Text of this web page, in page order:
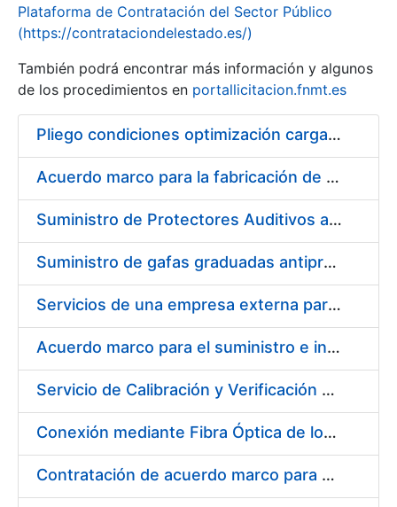
Show/Hide
Plataforma de Contratación del Sector Público
(https://contrataciondelestado.es/)
También podrá encontrar más información y algunos
de los procedimientos en portallicitacion.fnmt.es
Pliego condiciones optimización cargas compras firmado
Acuerdo marco para la fabricación de piezas
Suministro de Protectores Auditivos a medida para las personas trabajadoras de los Centros de Trabajo de Madrid y Burgos
Suministro de gafas graduadas antiproyecciones para los trabajadores de la FNMT-RCM en los centros de trabajo de Madrid y Burgos
Servicios de una empresa externa para el asesoramiento y resolución de los recursos de alzada que se presentan relacionados con procesos de selección para la FNMT-RCM
Acuerdo marco para el suministro e instalación de persianas, estores y otros complementos
Servicio de Calibración y Verificación Externa de los Equipos de Medición del Servicio de Prevención de la FNMT-RCM
Conexión mediante Fibra Óptica de los Centros de Proceso de Datos (CPDs) de las sedes de la FNMT-RCM de Burgos y Madrid
Contratación de acuerdo marco para el Suministro de Material de Electricidad para la Fábrica Nacional de Moneda y Timbre-Real Casa de la Moneda en su centro de trabajo de Burgos